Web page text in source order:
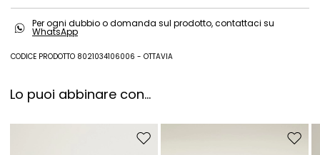
asciugare in tamburo; asciugare appeso in ombra; ferro tiepido max
120 gradi c; lavare a secco delicato con percloroetilene; non lavare ad
Per ogni dubbio o domanda sul prodotto, contattaci su
WhatsApp
CODICE PRODOTTO 8021034106006 - OTTAVIA
Lo puoi abbinare con...
Sposta nella wishlist